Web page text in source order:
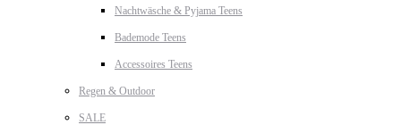
Nachtwäsche & Pyjama Teens
Bademode Teens
Accessoires Teens
Regen & Outdoor
SALE